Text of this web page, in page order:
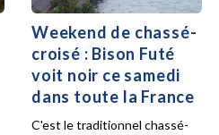
Weekend de chassé-
croisé : Bison Futé
voit noir ce samedi
dans toute la France
C'est le traditionnel chassé-